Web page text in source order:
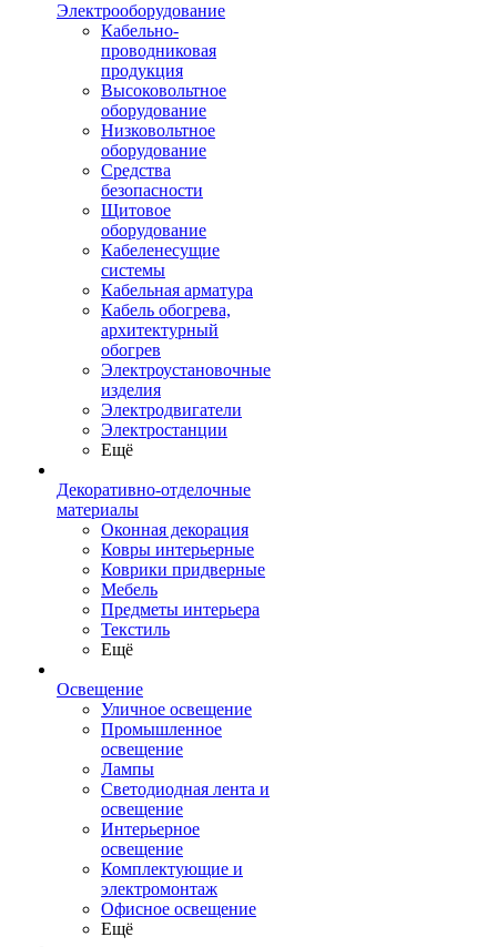
Электрооборудование
Кабельно-
проводниковая
продукция
Высоковольтное
оборудование
Низковольтное
оборудование
Средства
безопасности
Щитовое
оборудование
Кабеленесущие
системы
Кабельная арматура
Кабель обогрева,
архитектурный
обогрев
Электроустановочные
изделия
Электродвигатели
Электростанции
Ещё
Декоративно-отделочные
материалы
Оконная декорация
Ковры интерьерные
Коврики придверные
Мебель
Предметы интерьера
Текстиль
Ещё
Освещение
Уличное освещение
Промышленное
освещение
Лампы
Светодиодная лента и
освещение
Интерьерное
освещение
Комплектующие и
электромонтаж
Офисное освещение
Ещё